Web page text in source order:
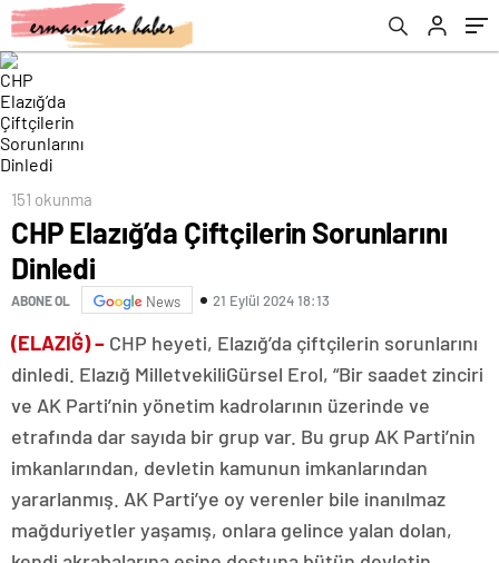
151 okunma
CHP Elazığ’da Çiftçilerin Sorunlarını
Dinledi
ABONE OL News 21 Eylül 2024 18:13
(ELAZIĞ) – CHP heyeti, Elazığ’da çiftçilerin sorunlarını
dinledi. Elazığ MilletvekiliGürsel Erol, “Bir saadet zinciri
ve AK Parti’nin yönetim kadrolarının üzerinde ve
etrafında dar sayıda bir grup var. Bu grup AK Parti’nin
imkanlarından, devletin kamunun imkanlarından
yararlanmış. AK Parti’ye oy verenler bile inanılmaz
mağduriyetler yaşamış, onlara gelince yalan dolan,